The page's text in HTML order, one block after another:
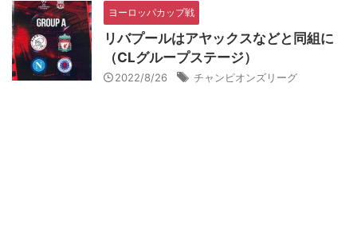
ヨーロッパカップ戦
リバプールはアヤックスなどと同組に
（CLグループステージ）
2022/8/26 チャンピオンズリーグ